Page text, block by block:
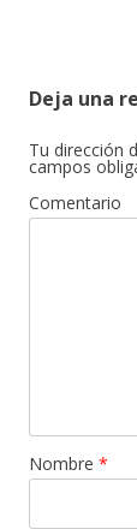
Deja una
Tu dirección
campos
Comentario
Nombre *